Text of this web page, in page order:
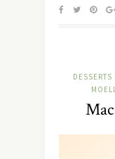
DESSERTS